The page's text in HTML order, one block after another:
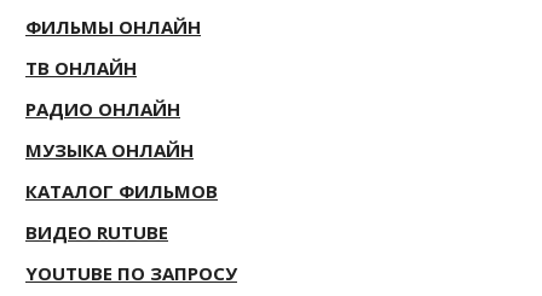
ФИЛЬМЫ ОНЛАЙН
ТВ ОНЛАЙН
РАДИО ОНЛАЙН
МУЗЫКА ОНЛАЙН
КАТАЛОГ ФИЛЬМОВ
ВИДЕО RUTUBE
YOUTUBE ПО ЗАПРОСУ